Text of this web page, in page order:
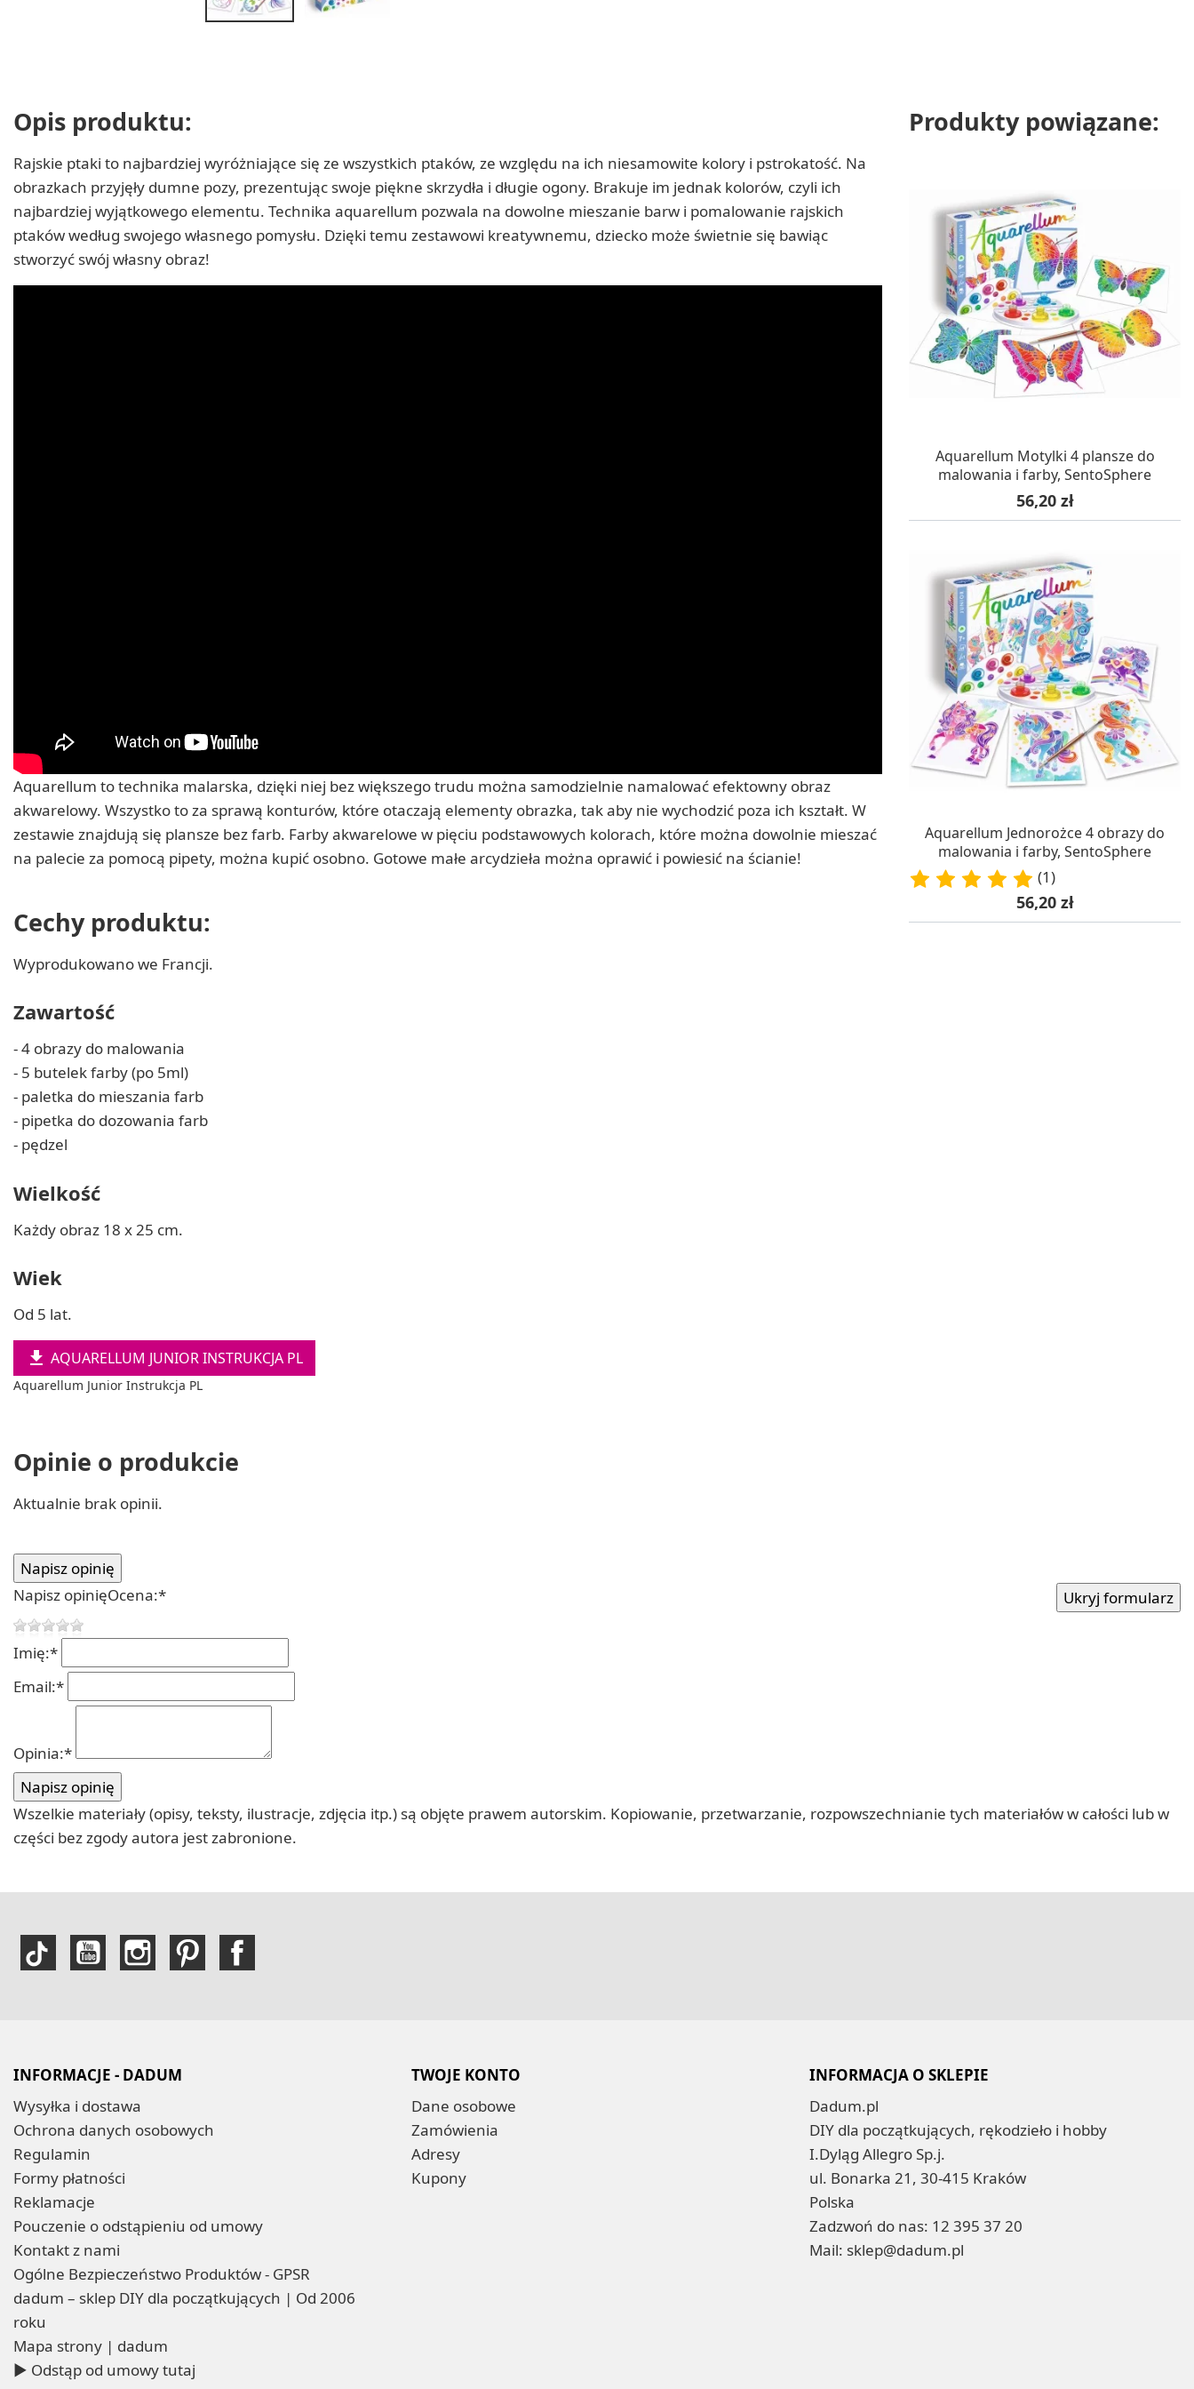
Opis produktu:
Rajskie ptaki to najbardziej wyróżniające się ze wszystkich ptaków, ze względu na ich niesamowite kolory i pstrokatość. Na
obrazkach przyjęły dumne pozy, prezentując swoje piękne skrzydła i długie ogony. Brakuje im jednak kolorów, czyli ich
najbardziej wyjątkowego elementu. Technika aquarellum pozwala na dowolne mieszanie barw i pomalowanie rajskich
ptaków według swojego własnego pomysłu. Dzięki temu zestawowi kreatywnemu, dziecko może świetnie się bawiąc
stworzyć swój własny obraz!
Aquarellum to technika malarska, dzięki niej bez większego trudu można samodzielnie namalować efektowny obraz
akwarelowy. Wszystko to za sprawą konturów, które otaczają elementy obrazka, tak aby nie wychodzić poza ich kształt. W
zestawie znajdują się plansze bez farb. Farby akwarelowe w pięciu podstawowych kolorach, które można dowolnie mieszać
na palecie za pomocą pipety, można kupić osobno. Gotowe małe arcydzieła można oprawić i powiesić na ścianie!
Cechy produktu:
Wyprodukowano we Francji.
Zawartość
- 4 obrazy do malowania
- 5 butelek farby (po 5ml)
- paletka do mieszania farb
- pipetka do dozowania farb
- pędzel
Wielkość
Każdy obraz 18 x 25 cm.
Wiek
Od 5 lat.
 AQUARELLUM JUNIOR INSTRUKCJA PL
Aquarellum Junior Instrukcja PL
Produkty powiązane:
W MAGAZYNIE, DOSTAWA 24H
Aquarellum Motylki 4 plansze do
malowania i farby, SentoSphere
Cena
56,20 zł
W MAGAZYNIE, DOSTAWA 24H
Aquarellum Jednorożce 4 obrazy do
malowania i farby, SentoSphere
(1)
Cena
56,20 zł
Opinie o produkcie
Aktualnie brak opinii.
Napisz opinięOcena:*
Imię:*
Email:*
Opinia:*
Wszelkie materiały (opisy, teksty, ilustracje, zdjęcia itp.) są objęte prawem autorskim. Kopiowanie, przetwarzanie, rozpowszechnianie tych materiałów w całości lub w
części bez zgody autora jest zabronione.
INFORMACJE - DADUM
Wysyłka i dostawa
Ochrona danych osobowych
Regulamin
Formy płatności
Reklamacje
Pouczenie o odstąpieniu od umowy
Kontakt z nami
Ogólne Bezpieczeństwo Produktów - GPSR
dadum – sklep DIY dla początkujących | Od 2006
roku
Mapa strony | dadum
▶ Odstąp od umowy tutaj
TWOJE KONTO
Dane osobowe
Zamówienia
Adresy
Kupony
INFORMACJA O SKLEPIE
Dadum.pl
DIY dla początkujących, rękodzieło i hobby
I.Dyląg Allegro Sp.j.
ul. Bonarka 21, 30-415 Kraków
Polska
Zadzwoń do nas: 12 395 37 20
Mail: sklep@dadum.pl